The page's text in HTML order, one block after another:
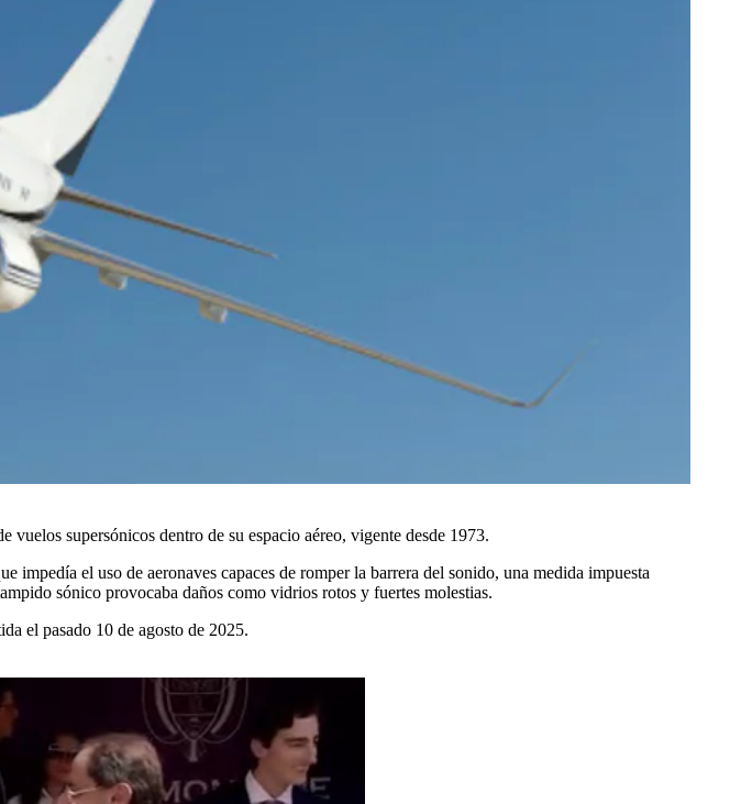
supersónicos dentro de su espacio aéreo, vigente desde 1973.
el uso de aeronaves capaces de romper la barrera del sonido, una medida impuesta
sónico provocaba daños como vidrios rotos y fuertes molestias.
el pasado 10 de agosto de 2025.